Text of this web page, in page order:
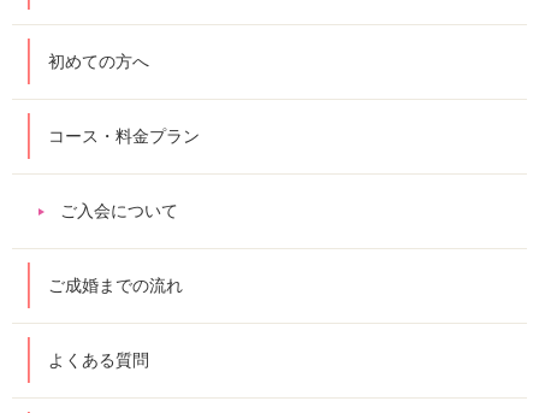
初めての方へ
コース・料金プラン
ご入会について
ご成婚までの流れ
よくある質問